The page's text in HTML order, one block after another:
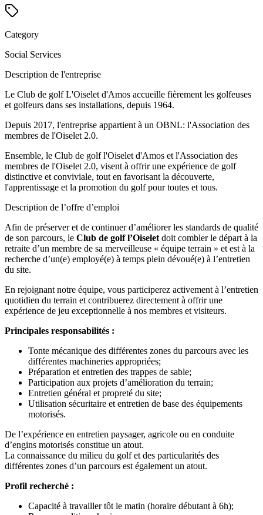
Category
Social Services
Description de l'entreprise
Le Club de golf L'Oiselet d'Amos accueille fièrement les golfeuses
et golfeurs dans ses installations, depuis 1964.
Depuis 2017, l'entreprise appartient à un OBNL: l'Association des
membres de l'Oiselet 2.0.
Ensemble, le Club de golf l'Oiselet d'Amos et l'Association des
membres de l'Oiselet 2.0, visent à offrir une expérience de golf
distinctive et conviviale, tout en favorisant la découverte,
l'apprentissage et la promotion du golf pour toutes et tous.
Description de l’offre d’emploi
Afin de préserver et de continuer d’améliorer les standards de qualité
de son parcours, le Club de golf l’Oiselet doit combler le départ à la
retraite d’un membre de sa merveilleuse « équipe terrain » et est à la
recherche d’un(e) employé(e) à temps plein dévoué(e) à l’entretien
du site.
En rejoignant notre équipe, vous participerez activement à l’entretien
quotidien du terrain et contribuerez directement à offrir une
expérience de jeu exceptionnelle à nos membres et visiteurs.
Principales responsabilités :
Tonte mécanique des différentes zones du parcours avec les
différentes machineries appropriées;
Préparation et entretien des trappes de sable;
Participation aux projets d’amélioration du terrain;
Entretien général et propreté du site;
Utilisation sécuritaire et entretien de base des équipements
motorisés.
De l’expérience en entretien paysager, agricole ou en conduite
d’engins motorisés constitue un atout.
La connaissance du milieu du golf et des particularités des
différentes zones d’un parcours est également un atout.
Profil recherché :
Capacité à travailler tôt le matin (horaire débutant à 6h);